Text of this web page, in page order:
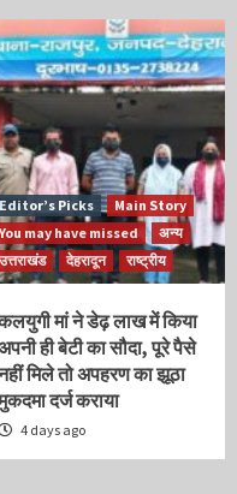
Editor’s Picks
Main Story
You may have missed
अन्य
उत्तराखंड
देहरादून राष्ट्रीय
मां ने डेढ़ लाख में किया
ही बेटी का सौदा, पूरे पैसे
मिले तो अपहरण का झूठा
दर्ज कराया
4 days ago